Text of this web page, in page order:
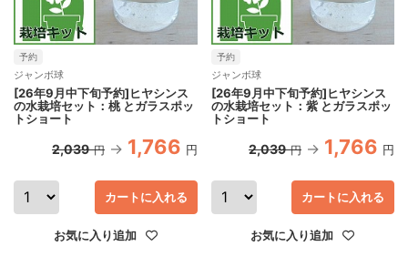
予約
ジャンボ球
[26年9月中下旬予約]ヒヤシンス
の水栽培セット：桃 とガラスポッ
トショート
2,039 円 1,766 円
お気に入り追加
カートに入れる
予約
ジャンボ球
[26年9月中下旬予約]ヒヤシンス
の水栽培セット：紫 とガラスポッ
トショート
2,039 円 1,766 円
お気に入り追加
カートに入れる